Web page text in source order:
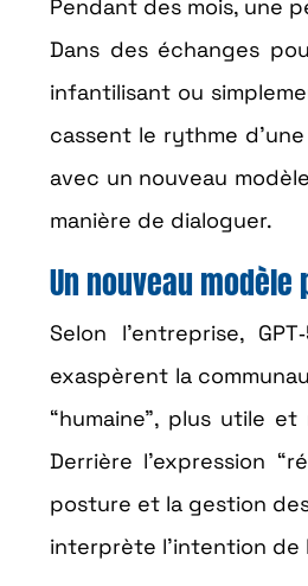
Pendant des mois, une
Dans des échanges
infantilisant ou
cassent le rythme
avec un nouveau
manière de dialoguer.
Un nouveau
Selon l’entreprise,
exaspèrent la
“humaine”, plus utile
Derrière l’expression
posture et la gestion
interprète l’intention de